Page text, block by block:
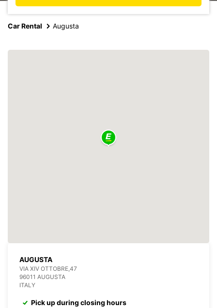
Car Rental Augusta
AUGUSTA
VIA XIV OTTOBRE,47
96011 AUGUSTA
ITALY
Pick up during closing hours